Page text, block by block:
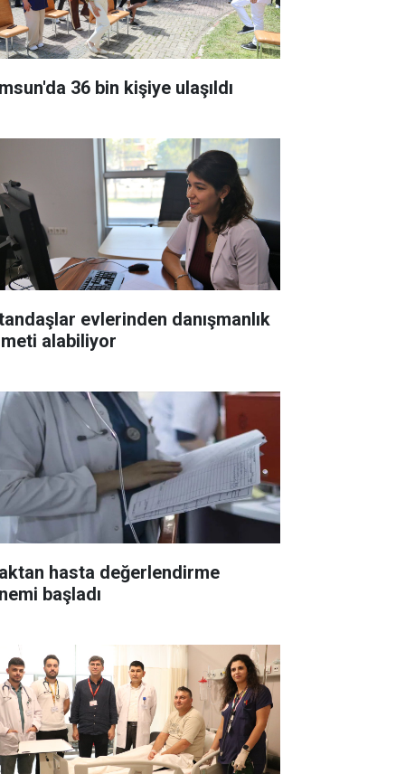
36 bin kişiye ulaşıldı
evlerinden danışmanlık
alabiliyor
hasta değerlendirme
başladı